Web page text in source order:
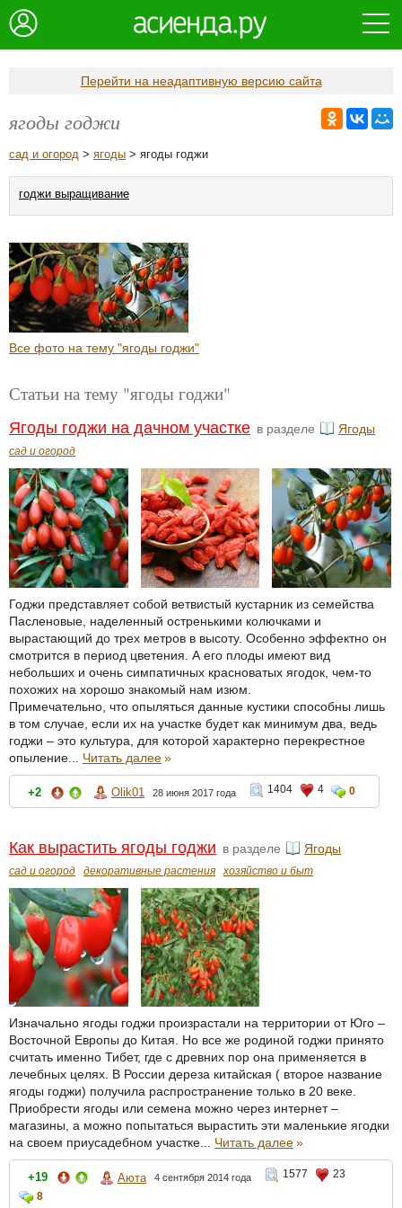
Перейти на неадаптивную версию сайта
ягоды годжи
сад и огород > ягоды > ягоды годжи
годжи выращивание
Все фото на тему "ягоды годжи"
Статьи на тему "ягоды годжи"
Ягоды годжи на дачном участке в разделе Ягоды
сад и огород
Годжи представляет собой ветвистый кустарник из семейства
Пасленовые, наделенный остренькими колючками и
вырастающий до трех метров в высоту. Особенно эффектно он
смотрится в период цветения. А его плоды имеют вид
небольших и очень симпатичных красноватых ягодок, чем-то
похожих на хорошо знакомый нам изюм.
Примечательно, что опыляться данные кустики способны лишь
в том случае, если их на участке будет как минимум два, ведь
годжи – это культура, для которой характерно перекрестное
опыление... Читать далее»
+2 Olik01 28 июня 2017 года 1404 4 0
Как вырастить ягоды годжи в разделе Ягоды
сад и огород декоративные растения хозяйство и быт
Изначально ягоды годжи произрастали на территории от Юго –
Восточной Европы до Китая. Но все же родиной годжи принято
считать именно Тибет, где с древних пор она применяется в
лечебных целях. В России дереза китайская ( второе название
ягоды годжи) получила распространение только в 20 веке.
Приобрести ягоды или семена можно через интернет –
магазины, а можно попытаться вырастить эти маленькие ягодки
на своем приусадебном участке... Читать далее»
+19 Аюта 4 сентября 2014 года 1577
23
8